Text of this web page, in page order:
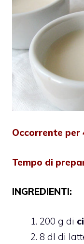
Occorrente per
Tempo di
INGREDIENTI:
200 g di
8 dl di